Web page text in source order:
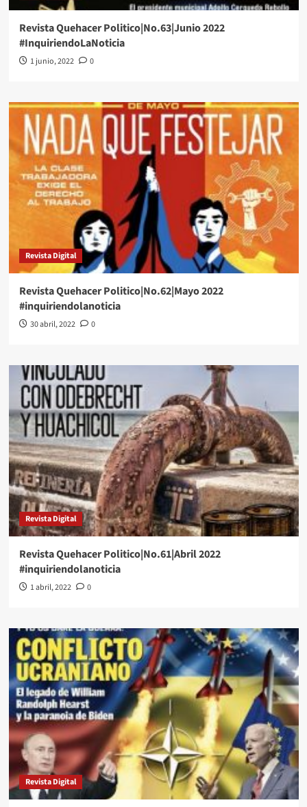
Revista Quehacer Politico|No.63|Junio 2022
#InquiriendoLaNoticia
1 junio, 2022 0
Revista Digital
Revista Quehacer Politico|No.62|Mayo 2022
#inquiriendolanoticia
30 abril, 2022 0
Revista Digital
Revista Quehacer Politico|No.61|Abril 2022
#inquiriendolanoticia
1 abril, 2022 0
Revista Digital